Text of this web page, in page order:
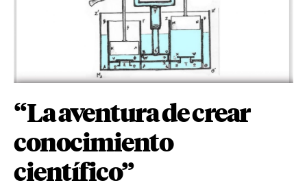
“La aventura de crear
conocimiento
científico”